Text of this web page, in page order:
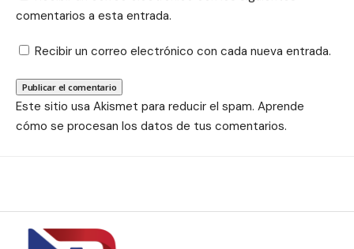
comentarios a esta entrada.
Recibir un correo electrónico con cada nueva entrada.
Este sitio usa Akismet para reducir el spam. Aprende
cómo se procesan los datos de tus comentarios.